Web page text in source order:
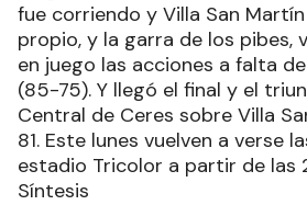
fue corriendo y Villa San
propio, y la garra de los pibes,
en juego las acciones a falta
(85-75). Y llegó el final y el
Central de Ceres sobre Villa
81. Este lunes vuelven a verse
estadio Tricolor a partir de las
Síntesis